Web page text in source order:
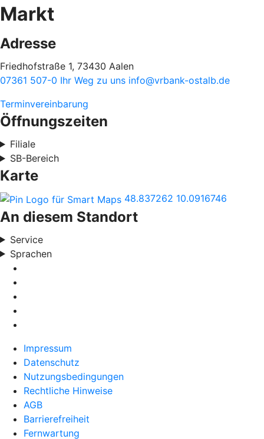
Markt
Adresse
Friedhofstraße 1, 73430 Aalen
07361 507-0 Ihr Weg zu uns info@vrbank-ostalb.de
Terminvereinbarung
Öffnungszeiten
Filiale
SB-Bereich
Karte
48.837262 10.0916746
An diesem Standort
Service
Sprachen
Impressum
Datenschutz
Nutzungsbedingungen
Rechtliche Hinweise
AGB
Barrierefreiheit
Fernwartung